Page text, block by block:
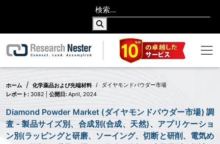
ホーム 化学薬品および先端材料
ダイヤモンドパウダー市場
レポート: 3082 | 公開日: April, 2024
Diamond Powder Market (ダイヤモンドパウダー市場) 調
査 - 製品サイズ別、合成別(合成、天然)、アプリケーショ
ン別(ラッピングと研磨、ソーイング、切断と研削、電気め